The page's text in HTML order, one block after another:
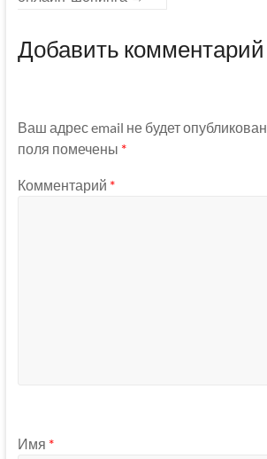
Добавить комментарий
Ваш адрес email не будет опубликован.
поля помечены *
Комментарий *
Имя *